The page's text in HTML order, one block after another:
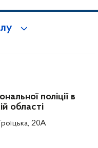
поліції в
області
20А